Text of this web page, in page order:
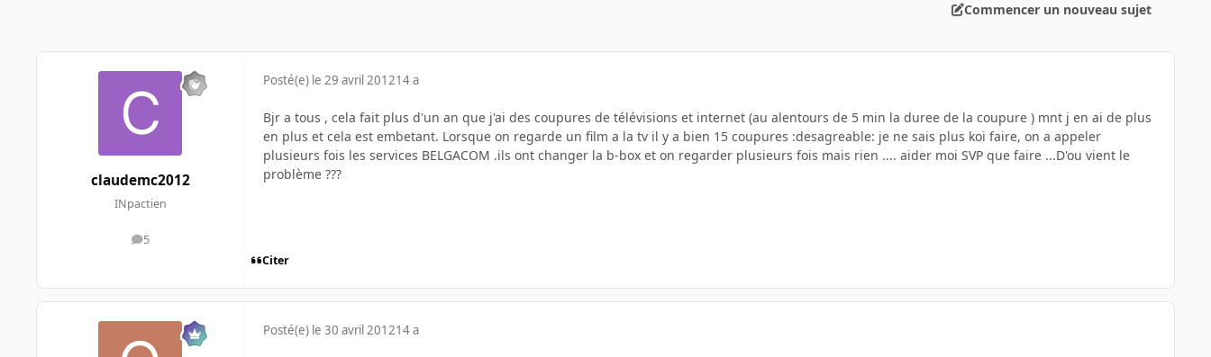
Commencer un nouveau sujet
claudemc2012
INpactien
5
messages
Posté(e) le 29 avril 201214 a
Bjr a tous , cela fait plus d'un an que j'ai des coupures de télévisions et internet (au alentours de 5 min la duree de la coupure ) mnt j en ai de plus
en plus et cela est embetant. Lorsque on regarde un film a la tv il y a bien 15 coupures :desagreable: je ne sais plus koi faire, on a appeler
plusieurs fois les services BELGACOM .ils ont changer la b-box et on regarder plusieurs fois mais rien .... aider moi SVP que faire ...D'ou vient le
problème ???
Citer
Posté(e) le 30 avril 201214 a